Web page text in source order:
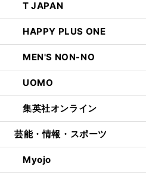
T JAPAN
HAPPY PLUS ONE
MEN'S NON-NO
UOMO
集英社オンライン
芸能・情報・スポーツ
Myojo